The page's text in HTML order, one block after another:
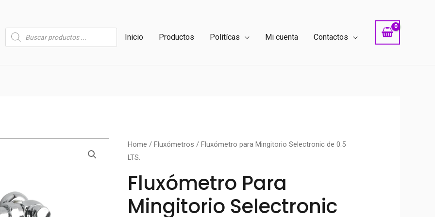
Búsqueda
de
productos
Inicio Productos Politícas Mi cuenta Contactos
Home /Fluxómetros / Fluxómetro para Mingitorio Selectronic de 0.5
LTS.
Fluxómetro Para
Mingitorio Selectronic
Fluxómetro
para
Selectronic
de
0.5